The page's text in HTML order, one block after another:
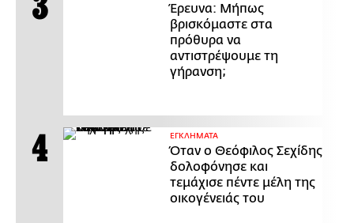
Έρευνα: Μήπως
βρισκόμαστε στα
πρόθυρα να
αντιστρέψουμε τη
γήρανση;
ΕΓΚΛΗΜΑΤΑ
Όταν ο Θεόφιλος Σεχίδης
δολοφόνησε και
τεμάχισε πέντε μέλη της
οικογένειάς του